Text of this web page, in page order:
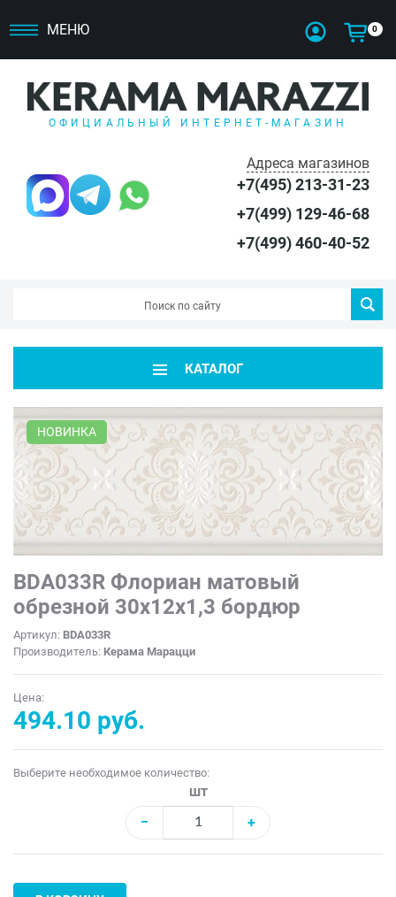
МЕНЮ 0
ОФИЦИАЛЬНЫЙ ИНТЕРНЕТ-МАГАЗИН
Адреса магазинов
+7(495) 213-31-23
+7(499) 129-46-68
+7(499) 460-40-52
КАТАЛОГ
НОВИНКА
BDA033R Флориан матовый
обрезной 30x12x1,3 бордюр
Артикул: BDA033R
Производитель: Керама Марацци
Цена:
494.10 руб.
Выберите необходимое количество:
шт
−
+